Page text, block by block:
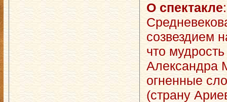
О спектакле:
созвездием
что
Александра
огненные
(страну